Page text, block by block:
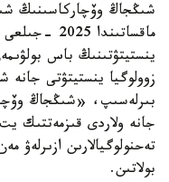
شىڭجاڭ وۆچاركاسىنىڭ
ينستيتۋتىنىڭ باس
زوولوگيا ينستيتۋتى جانە
بىرلەسىپ، «شىڭجاڭ
جانە ولاردى قىزمەتتىك
تەحنولوگيالارىن
بولاتىن.